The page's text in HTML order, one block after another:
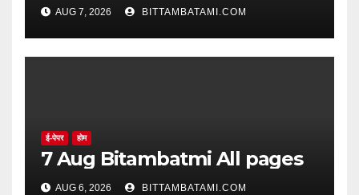
AUG 7, 2026 BITTAMBATAMI.COM
ई-पेपर होम
7 Aug Bitambatmi All pages
AUG 6, 2026 BITTAMBATAMI.COM